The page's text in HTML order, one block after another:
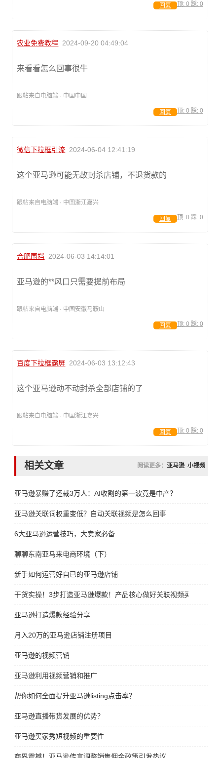
顶: 0 踩: 0
回复
农业免费教程 2024-09-20 04:49:04
来看看怎么回事很牛
跟帖来自电脑端 · 中国中国
顶: 0 踩: 0
回复
微信下拉框引流 2024-06-04 12:41:19
这个亚马逊可能无故封杀店铺，不退货款的
跟帖来自电脑端 · 中国浙江嘉兴
顶: 0 踩: 0
回复
合肥围挡 2024-06-03 14:14:01
亚马逊的**风口只需要提前布局
跟帖来自电脑端 · 中国安徽马鞍山
顶: 0 踩: 0
回复
百度下拉框霸屏 2024-06-03 13:12:43
这个亚马逊动不动封杀全部店铺的了
跟帖来自电脑端 · 中国浙江嘉兴
顶: 0 踩: 0
回复
相关文章 阅读更多： 亚马逊 小视频
亚马逊暴赚了还裁3万人：AI收割的第一波竟是中产？
亚马逊关联词权重变低？自动关联视频是怎么回事
6大亚马逊运营技巧，大卖家必备
聊聊东南亚马来电商环境（下）
新手如何运营好自已的亚马逊店铺
干货实操！3步打造亚马逊爆款！产品核心做好关联视频买家秀爆单
亚马逊打造爆款经验分享
月入20万的亚马逊店铺注册项目
亚马逊的视频营销
亚马逊利用视频营销和推广
帮你如何全面提升亚马逊listing点击率？
亚马逊直播带货发展的优势？
亚马逊买家秀短视频的重要性